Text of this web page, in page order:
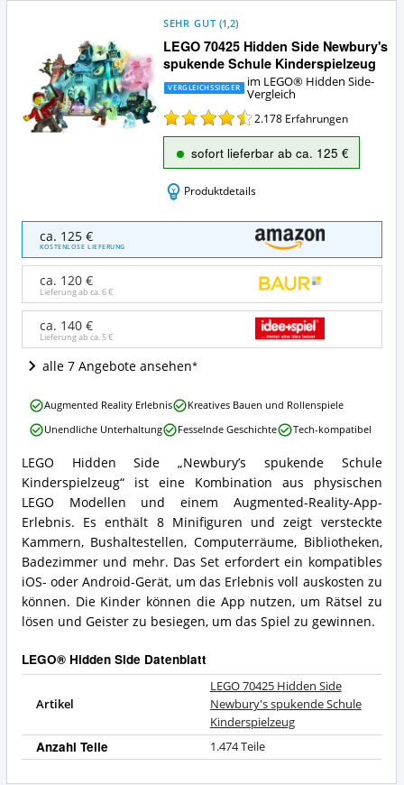
LEGO 70425 Hidden Side Newbury's
spukende Schule Kinderspielzeug
SEHR GUT (1,2)
VERGLEICHSSIEGER
im LEGO® Hidden Side-
Vergleich
2.178 Erfahrungen
sofort lieferbar ab ca. 125 €
Produktdetails
70425
Hidden
Side
Newbury's
spukende
Schule
Kinderspielzeug
Angebote:
Wo
dieses
LEGO®
Hidden
Side
erhältlich?
ca. 125 €
KOSTENLOSE LIEFERUNG
ca. 120 €
Lieferung ab ca.6 €
ca. 140 €
Lieferung ab ca.5 €
alle 7 Angebote ansehen
LEGO
70425
Hidden
Side
Newbury's
spukende
Schule
Kinderspielzeug
Zusammenfassung:
Was
bietet
LEGO®
Hidden
Side?
LEGO Hidden Side „Newbury’s spukende Schule
Kinderspielzeug“ ist eine Kombination aus physischen
LEGO Modellen und einem Augmented-Reality-App-
Erlebnis. Es enthält 8 Minifiguren und zeigt versteckte
Kammern, Bushaltestellen, Computerräume, Bibliotheken,
Badezimmer und mehr. Das Set erfordert ein kompatibles
iOS- oder Android-Gerät, um das Erlebnis voll auskosten zu
können. Die Kinder können die App nutzen, um Rätsel zu
lösen und Geister zu besiegen, um das Spiel zu gewinnen.
LEGO® Hidden Side Datenblatt
Artikel
LEGO 70425 Hidden Side
Newbury's spukende Schule
Kinderspielzeug
Anzahl Teile 1.474 Teile
LEGO
70425
Hidden
Newbury's
spukende
Schule
Kinderspielzeug
Vorteile:
Was
spricht
für
dieses
LEGO®
Hidden
Augmented Reality Erlebnis
Kreatives Bauen und Rollenspiele
Unendliche Unterhaltung
Fesselnde Geschichte Tech-kompatibel